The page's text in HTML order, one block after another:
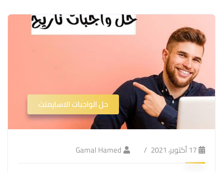
حل الواجبات الاسايمنت
17 أكتوبر، 2021 Gamal Hamed